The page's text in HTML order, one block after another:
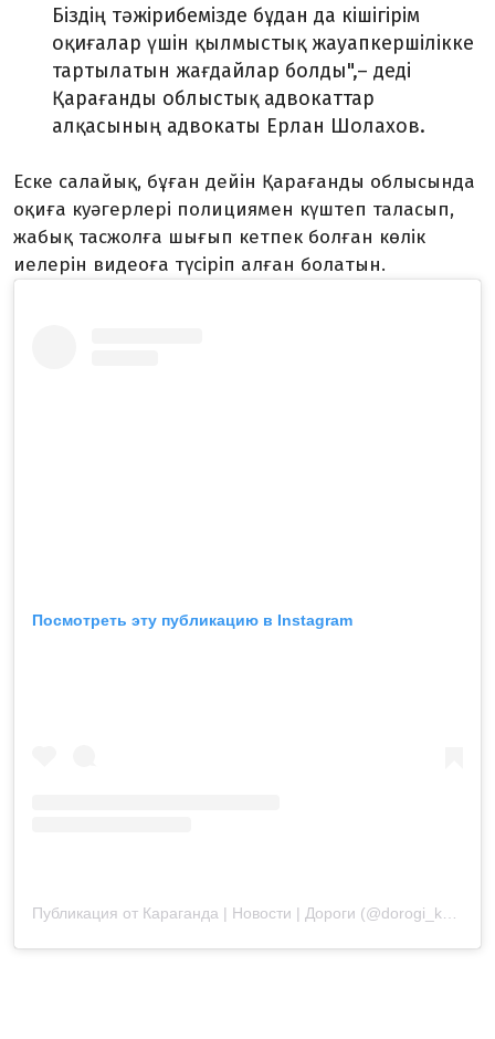
Біздің тәжірибемізде бұдан да кішігірім
оқиғалар үшін қылмыстық жауапкершілікке
тартылатын жағдайлар болды",– деді
Қарағанды ​​облыстық адвокаттар
алқасының адвокаты Ерлан Шолахов.
Еске салайық, бұған дейін Қарағанды ​​облысында
оқиға куәгерлері полициямен күштеп таласып,
жабық тасжолға шығып кетпек болған көлік
иелерін видеоға түсіріп алған болатын.
Посмотреть эту публикацию в Instagram